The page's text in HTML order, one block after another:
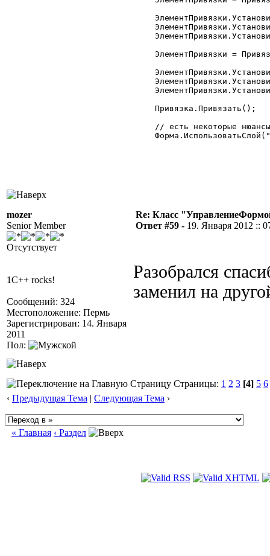
mozer
Senior Member
Отсутствует
1C++ rocks!
Сообщений: 324
Местоположение: Пермь
Зарегистрирован: 14. Января
2011
Пол:
Re: Класс
Ответ #59 - 19. Января 2012 ::
Разобрался
заменил на
Страницы: 1 2 3 [4] 5 6
‹ Предыдущая Тема | Следующая Тема ›
« Главная ‹ Раздел